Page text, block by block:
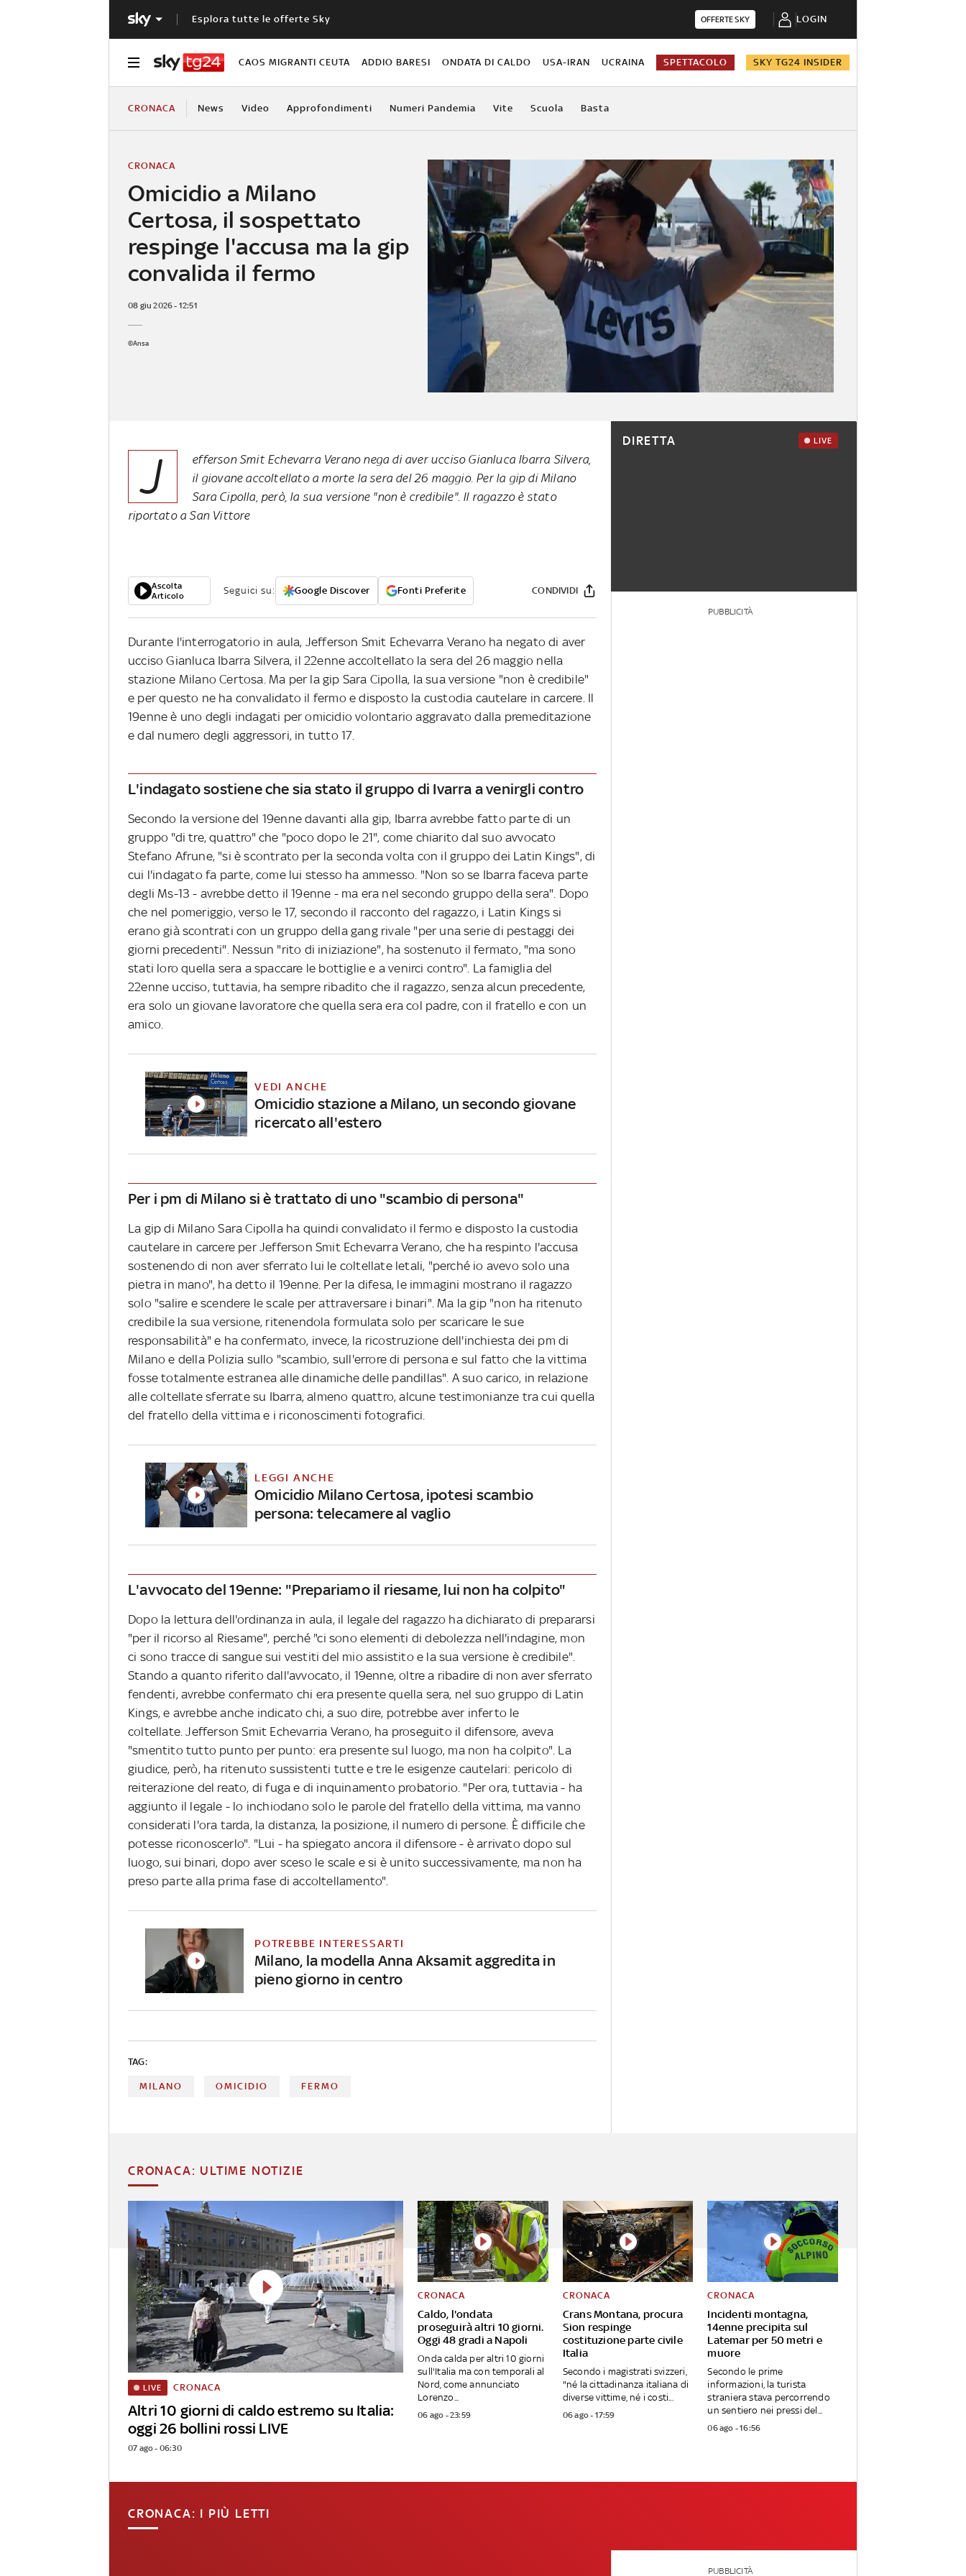
Esplora tutte le offerte Sky OFFERTE SKY LOGIN
CAOS MIGRANTI CEUTA ADDIO BARESI ONDATA DI CALDO USA-IRAN UCRAINA SPETTACOLO SKY TG24 INSIDER
CRONACA News Video Approfondimenti Numeri Pandemia Vite Scuola Basta
Omicidio a Milano
Certosa, il sospettato
respinge l'accusa ma la gip
convalida il fermo
CRONACA
08 giu 2026 - 12:51
©Ansa
J
efferson Smit Echevarra Verano nega di aver ucciso Gianluca Ibarra Silvera,
il giovane accoltellato a morte la sera del 26 maggio. Per la gip di Milano
Sara Cipolla, però, la sua versione "non è credibile". Il ragazzo è stato
riportato a San Vittore
Ascolta
Articolo
Seguici su: Google Discover Fonti Preferite CONDIVIDI
Durante l'interrogatorio in aula, Jefferson Smit Echevarra Verano ha negato di aver
ucciso Gianluca Ibarra Silvera, il 22enne accoltellato la sera del 26 maggio nella
stazione Milano Certosa. Ma per la gip Sara Cipolla, la sua versione "non è credibile"
e per questo ne ha convalidato il fermo e disposto la custodia cautelare in carcere. Il
19enne è uno degli indagati per omicidio volontario aggravato dalla premeditazione
e dal numero degli aggressori, in tutto 17.
L'indagato sostiene che sia stato il gruppo di Ivarra a venirgli contro
Secondo la versione del 19enne davanti alla gip, Ibarra avrebbe fatto parte di un
gruppo "di tre, quattro" che "poco dopo le 21", come chiarito dal suo avvocato
Stefano Afrune, "si è scontrato per la seconda volta con il gruppo dei Latin Kings", di
cui l'indagato fa parte, come lui stesso ha ammesso. "Non so se Ibarra faceva parte
degli Ms-13 - avrebbe detto il 19enne - ma era nel secondo gruppo della sera". Dopo
che nel pomeriggio, verso le 17, secondo il racconto del ragazzo, i Latin Kings si
erano già scontrati con un gruppo della gang rivale "per una serie di pestaggi dei
giorni precedenti". Nessun "rito di iniziazione", ha sostenuto il fermato, "ma sono
stati loro quella sera a spaccare le bottiglie e a venirci contro". La famiglia del
22enne ucciso, tuttavia, ha sempre ribadito che il ragazzo, senza alcun precedente,
era solo un giovane lavoratore che quella sera era col padre, con il fratello e con un
amico.
VEDI ANCHE
Omicidio stazione a Milano, un secondo giovane
ricercato all'estero
Per i pm di Milano si è trattato di uno "scambio di persona"
La gip di Milano Sara Cipolla ha quindi convalidato il fermo e disposto la custodia
cautelare in carcere per Jefferson Smit Echevarra Verano, che ha respinto l'accusa
sostenendo di non aver sferrato lui le coltellate letali, "perché io avevo solo una
pietra in mano", ha detto il 19enne. Per la difesa, le immagini mostrano il ragazzo
solo "salire e scendere le scale per attraversare i binari". Ma la gip "non ha ritenuto
credibile la sua versione, ritenendola formulata solo per scaricare le sue
responsabilità" e ha confermato, invece, la ricostruzione dell'inchiesta dei pm di
Milano e della Polizia sullo "scambio, sull'errore di persona e sul fatto che la vittima
fosse totalmente estranea alle dinamiche delle pandillas". A suo carico, in relazione
alle coltellate sferrate su Ibarra, almeno quattro, alcune testimonianze tra cui quella
del fratello della vittima e i riconoscimenti fotografici.
LEGGI ANCHE
Omicidio Milano Certosa, ipotesi scambio
persona: telecamere al vaglio
L'avvocato del 19enne: "Prepariamo il riesame, lui non ha colpito"
Dopo la lettura dell'ordinanza in aula, il legale del ragazzo ha dichiarato di prepararsi
"per il ricorso al Riesame", perché "ci sono elementi di debolezza nell'indagine, mon
ci sono tracce di sangue sui vestiti del mio assistito e la sua versione è credibile".
Stando a quanto riferito dall'avvocato, il 19enne, oltre a ribadire di non aver sferrato
fendenti, avrebbe confermato chi era presente quella sera, nel suo gruppo di Latin
Kings, e avrebbe anche indicato chi, a suo dire, potrebbe aver inferto le
coltellate. Jefferson Smit Echevarria Verano, ha proseguito il difensore, aveva
"smentito tutto punto per punto: era presente sul luogo, ma non ha colpito". La
giudice, però, ha ritenuto sussistenti tutte e tre le esigenze cautelari: pericolo di
reiterazione del reato, di fuga e di inquinamento probatorio. "Per ora, tuttavia - ha
aggiunto il legale - lo inchiodano solo le parole del fratello della vittima, ma vanno
considerati l'ora tarda, la distanza, la posizione, il numero di persone. È difficile che
potesse riconoscerlo". "Lui - ha spiegato ancora il difensore - è arrivato dopo sul
luogo, sui binari, dopo aver sceso le scale e si è unito successivamente, ma non ha
preso parte alla prima fase di accoltellamento".
POTREBBE INTERESSARTI
Milano, la modella Anna Aksamit aggredita in
pieno giorno in centro
TAG:
MILANO OMICIDIO FERMO
DIRETTA LIVE
PUBBLICITÀ
CRONACA: ULTIME NOTIZIE
Altri 10 giorni di caldo estremo su Italia:
oggi 26 bollini rossi LIVE
LIVE CRONACA
07 ago - 06:30
Caldo, l'ondata
proseguirà altri 10 giorni.
Oggi 48 gradi a Napoli
CRONACA
Onda calda per altri 10 giorni
sull'Italia ma con temporali al
Nord, come annunciato
Lorenzo...
06 ago - 23:59
Crans Montana, procura
Sion respinge
costituzione parte civile
Italia
CRONACA
Secondo i magistrati svizzeri,
"né la cittadinanza italiana di
diverse vittime, né i costi...
06 ago - 17:59
Incidenti montagna,
14enne precipita sul
Latemar per 50 metri e
muore
CRONACA
Secondo le prime
informazioni, la turista
straniera stava percorrendo
un sentiero nei pressi del...
06 ago - 16:56
CRONACA: I PIÙ LETTI
PUBBLICITÀ